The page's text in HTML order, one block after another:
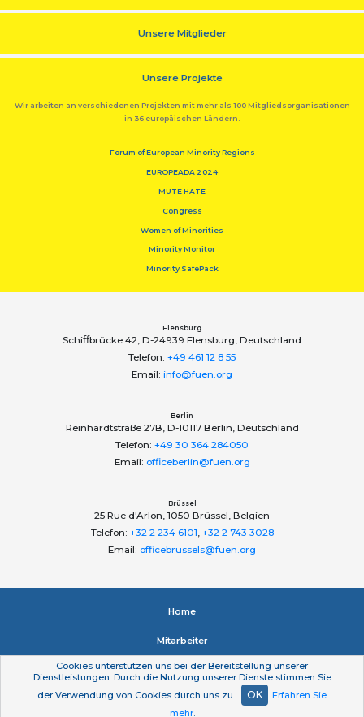
Unsere Mitglieder
Unsere Projekte
Wir arbeiten an verschiedenen Projekten mit mehr als 100 Mitgliedsorganisationen
in 36 europäischen Ländern.
Forum of European Minority Regions
EUROPEADA 2024
MUTE HATE
Congress
Women of Minorities
Minority Monitor
Minority SafePack
Flensburg
Schiﬀbrücke 42, D-24939 Flensburg, Deutschland
Telefon: +49 461 12 8 55
Email: info@fuen.org
Berlin
Reinhardtstraße 27B, D-10117 Berlin, Deutschland
Telefon: +49 30 364 284050
Email: officeberlin@fuen.org
Brüssel
25 Rue d'Arlon, 1050 Brüssel, Belgien
Telefon: +32 2 234 6101, +32 2 743 3028
Email: officebrussels@fuen.org
Home
Mitarbeiter
Impressum
Datenschutzerklärung
Cookies unterstützen uns bei der Bereitstellung unserer
Dienstleistungen. Durch die Nutzung unserer Dienste stimmen Sie
der Verwendung von Cookies durch uns zu.
OK
Erfahren Sie
mehr.